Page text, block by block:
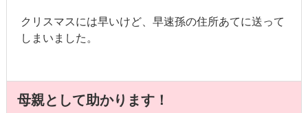
クリスマスには早いけど、早速孫の住所あてに送って
しまいました。
母親として助かります！